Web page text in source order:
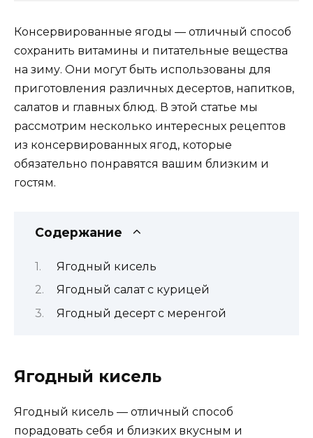
Консервированные ягоды — отличный способ
сохранить витамины и питательные вещества
на зиму. Они могут быть использованы для
приготовления различных десертов, напитков,
салатов и главных блюд. В этой статье мы
рассмотрим несколько интересных рецептов
из консервированных ягод, которые
обязательно понравятся вашим близким и
гостям.
Содержание
Ягодный кисель
Ягодный салат с курицей
Ягодный десерт с меренгой
Ягодный кисель
Ягодный кисель — отличный способ
порадовать себя и близких вкусным и